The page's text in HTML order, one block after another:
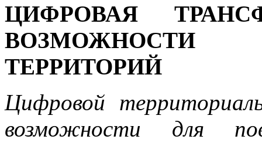
ЦИФРОВАЯ
ВОЗМОЖНОСТИ
ТЕРРИТОРИЙ
Цифровой
возможности для